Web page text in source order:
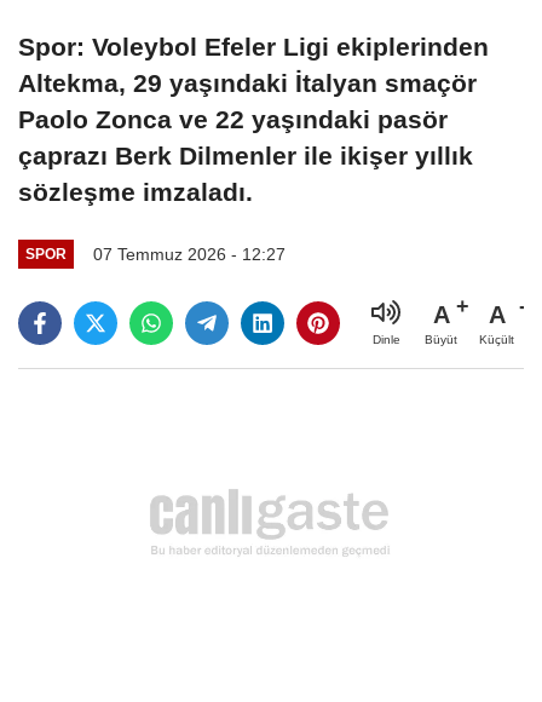
Spor: Voleybol Efeler Ligi ekiplerinden
Altekma, 29 yaşındaki İtalyan smaçör
Paolo Zonca ve 22 yaşındaki pasör
çaprazı Berk Dilmenler ile ikişer yıllık
sözleşme imzaladı.
SPOR 07 Temmuz 2026 - 12:27
Dinle
A
Büyüt
A
Küçült